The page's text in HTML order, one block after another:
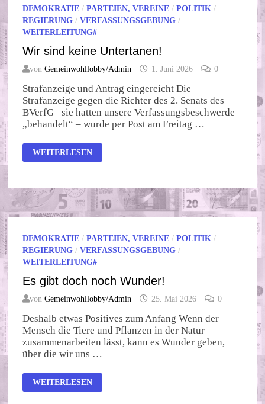
DEMOKRATIE /PARTEIEN, VEREINE /POLITIK /
REGIERUNG /VERFASSUNGSGEBUNG /
WEITERLEITUNG#
Wir sind keine Untertanen!
vonGemeinwohllobby/Admin 1. Juni 2026 0
Strafanzeige und Antrag eingereicht Die
Strafanzeige gegen die Richter des 2. Senats des
BVerfG –sie hatten unsere Verfassungsbeschwerde
„behandelt“ – wurde per Post am Freitag …
WIR
SIND
WEITERLESEN
DEMOKRATIE /PARTEIEN, VEREINE /POLITIK /
REGIERUNG /VERFASSUNGSGEBUNG /
WEITERLEITUNG#
Es gibt doch noch Wunder!
vonGemeinwohllobby/Admin 25. Mai 2026 0
Deshalb etwas Positives zum Anfang Wenn der
Mensch die Tiere und Pflanzen in der Natur
zusammenarbeiten lässt, kann es Wunder geben,
über die wir uns …
ES
GIBT
WEITERLESEN